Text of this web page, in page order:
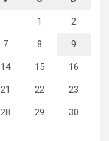
1 2
7 8 9
14 15 16
21 22 23
28 29 30